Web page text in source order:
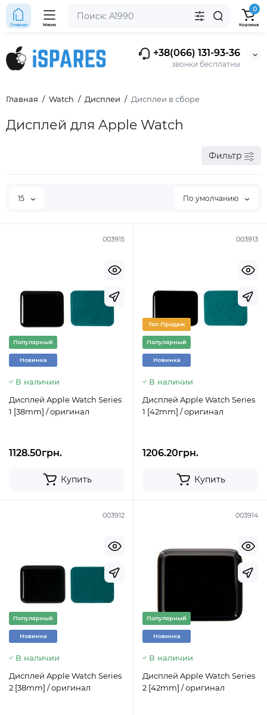
+38(066) 131-93-36
звонки бесплатны
Главная Меню
0
Корзина
Главная Watch Дисплеи Дисплеи в сборе
Дисплей для Apple Watch
Фильтр
15 По умолчанию
003915
Популярный
Новинка
В наличии
Дисплей Apple Watch Series
1 [38mm] / оригинал
1128.50грн.
Купить
003913
Топ Продаж
Популярный
Новинка
В наличии
Дисплей Apple Watch Series
1 [42mm] / оригинал
1206.20грн.
Купить
003912
Популярный
Новинка
В наличии
Дисплей Apple Watch Series
2 [38mm] / оригинал
003914
Популярный
Новинка
В наличии
Дисплей Apple Watch Series
2 [42mm] / оригинал